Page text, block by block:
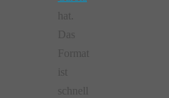
hat.
Das
Format
ist
schnell